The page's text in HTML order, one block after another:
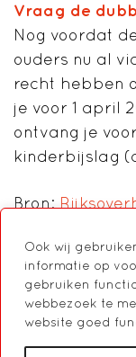
Ook wij
informatie op
gebruiken
webbezoek te
website goed
Vraag de
Nog voordat
ouders nu al
recht hebben
je voor 1 april
ontvang je
kinderbijslag
Bron: